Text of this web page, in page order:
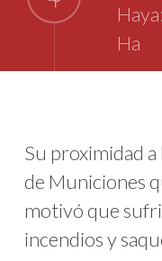
Ha
Su proximidad a
de Municiones
motivó que
incendios y